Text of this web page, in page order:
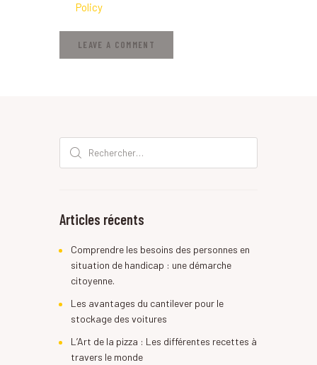
Policy
Rechercher :
Articles récents
Comprendre les besoins des personnes en
situation de handicap : une démarche
citoyenne.
Les avantages du cantilever pour le
stockage des voitures
L’Art de la pizza : Les différentes recettes à
travers le monde